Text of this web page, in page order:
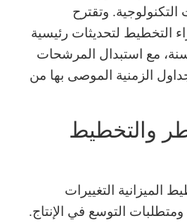
وتقترح
التخطيط لتحديثات رئيسية
كل 12-15 سنة، مع استبدال المرشحات
الزمنية الموصى بها من
والتخطيط
الميزانية التغييرات
التوسع في الإنتاج.